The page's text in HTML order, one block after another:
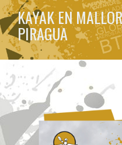
to
main
content
KAYAK EN
PIRAGUA